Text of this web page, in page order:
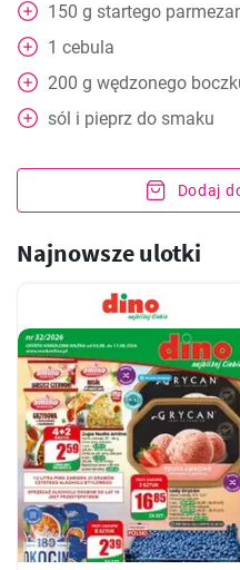
150 g startego
1 cebula
200 g wędzonego
sól i pieprz do smaku
Dodaj
Najnowsze ulotki